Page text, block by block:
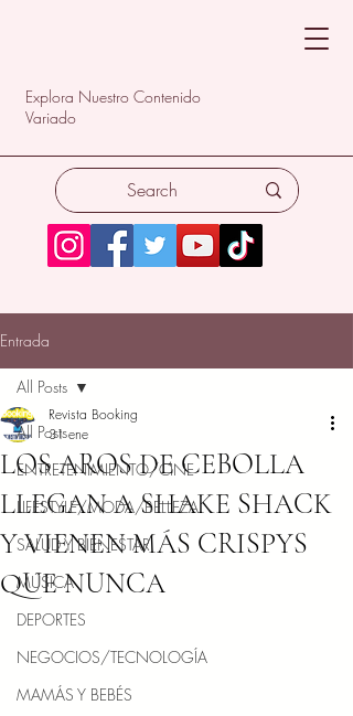
Explora Nuestro Contenido
Variado
Entrada
All Posts
ENTRETENIMIENTO/CINE
LIFESTYLE/MODA/BELLEZA
SALUD Y BIENESTAR
MÚSICA
DEPORTES
NEGOCIOS/TECNOLOGÍA
MAMÁS Y BEBÉS
All Posts
LOS AROS DE CEBOLLA
LLEGAN A SHAKE SHACK
Y VIENEN MÁS CRISPYS
QUE NUNCA
Revista Booking
31 ene